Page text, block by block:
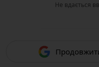
Не вдається